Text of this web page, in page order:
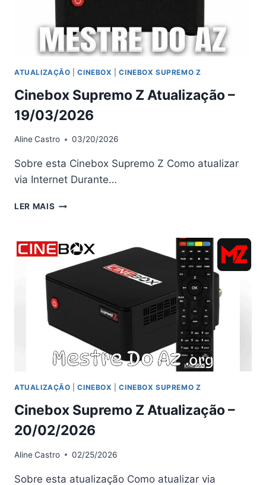
ATUALIZAÇÃO |CINEBOX |CINEBOX SUPREMO Z
Cinebox Supremo Z Atualização –
19/03/2026
AlineCastro 03/20/2026
Sobre esta Cinebox Supremo Z Como atualizar
via Internet Durante…
LER MAIS CINEBOX
ATUALIZAÇÃO
–
19/03/2026
ATUALIZAÇÃO |CINEBOX |CINEBOX SUPREMO Z
Cinebox Supremo Z Atualização –
20/02/2026
AlineCastro 02/25/2026
Sobre esta atualização Como atualizar via